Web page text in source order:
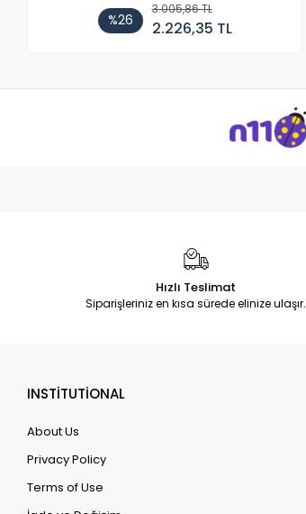
%26
3.005,86 TL
2.226,35 TL
Hızlı Teslimat
Siparişleriniz en kısa sürede elinize ulaşır.
INSTİTUTİONAL
About Us
Privacy Policy
Terms of Use